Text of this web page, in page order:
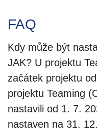
FAQ
Kdy může být
JAK? U projektu
začátek projektu
projektu Teaming
nastavili od 1. 7.
nastaven na 31.